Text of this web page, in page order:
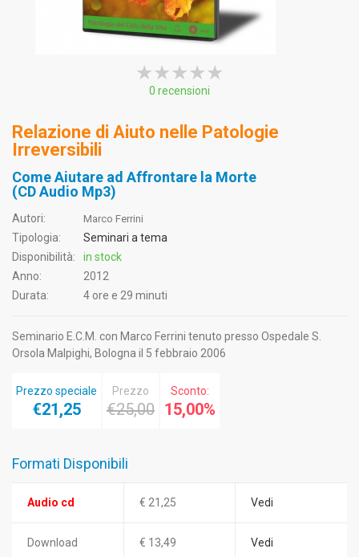
★★★★★
★★★★★
★★★★★
0 recensioni
Relazione di Aiuto nelle Patologie
Irreversibili
Come Aiutare ad Affrontare la Morte
(CD Audio Mp3)
Autori: Marco Ferrini
Tipologia:
Seminari a tema
Disponibilità:
in stock
Anno:
2012
Durata:
4 ore e 29 minuti
Seminario E.C.M. con Marco Ferrini tenuto presso Ospedale S.
Orsola Malpighi, Bologna il 5 febbraio 2006
Prezzo speciale
€21,25
Prezzo
€25,00
Sconto:
15,00%
Formati Disponibili
Audio cd € 21,25 Vedi
Download € 13,49 Vedi